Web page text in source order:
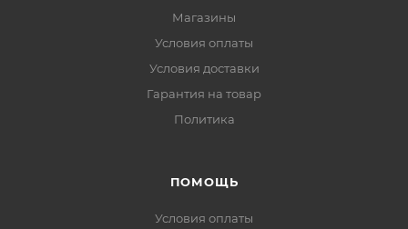
Магазины
Условия оплаты
Условия доставки
Гарантия на товар
Политика
ПОМОЩЬ
Условия оплаты